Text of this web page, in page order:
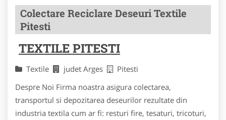
Colectare Reciclare Deseuri Textile
Pitesti
TEXTILE PITESTI
Textile judet Arges
Pitesti
Despre Noi Firma noastra asigura colectarea,
transportul si depozitarea deseurilor rezultate din
industria textila cum ar fi: resturi fire, tesaturi, tricoturi,